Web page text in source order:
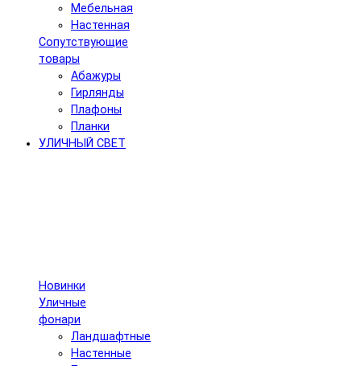
Мебельная
Настенная
Сопутствующие
товары
Абажуры
Гирлянды
Плафоны
Планки
УЛИЧНЫЙ СВЕТ
Новинки
Уличные
фонари
Ландшафтные
Настенные